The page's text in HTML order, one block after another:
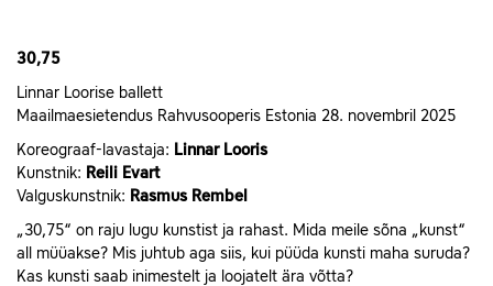
30,75
Linnar Loorise ballett
Maailmaesietendus Rahvusooperis Estonia 28. novembril 2025
Koreograaf-lavastaja: Linnar Looris
Kunstnik: Reili Evart
Valguskunstnik: Rasmus Rembel
„30,75“ on raju lugu kunstist ja rahast. Mida meile sõna „kunst“
all müüakse? Mis juhtub aga siis, kui püüda kunsti maha suruda?
Kas kunsti saab inimestelt ja loojatelt ära võtta?